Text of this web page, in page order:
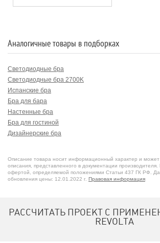
Аналогичные товары в подборках
Светодиодные бра
Светодиодные бра 2700K
Испанские бра
Бра для бара
Настенные бра
Бра для гостиной
Дизайнерские бра
Бра в стиле минимализм
Светодиодные бра 3000K
Описание товара носит информационный характер и может
описания, представленного в документации производителя.
офертой, определяемой положениями Статьи 437 ГК РФ.
обновления цены: 12.01.2022 г. Правовая информация
РАССЧИТАТЬ ПРОЕКТ С
REVOLTA